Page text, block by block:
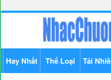
Hay Nhất Thể Loại Tải